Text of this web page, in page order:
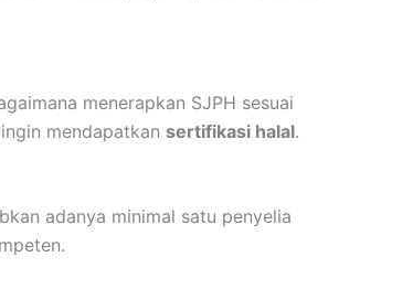
menerapkan SJPH sesuai
mendapatkan sertifikasi halal.
adanya minimal satu penyelia